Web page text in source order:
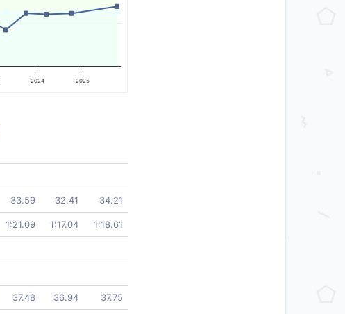
2024 2025
33.59 32.41 34.21
1:21.09 1:17.04 1:18.61
37.48 36.94 37.75